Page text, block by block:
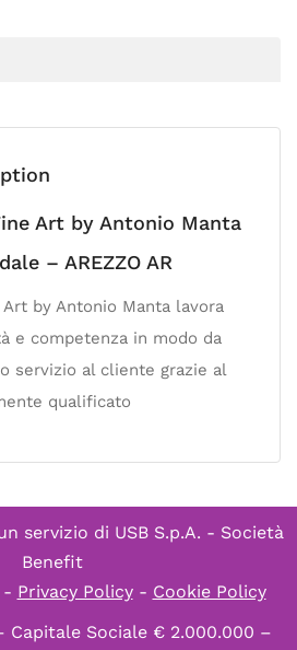
Art by Antonio Manta
– AREZZO AR
Art by Antonio Manta lavora
e competenza in modo da
servizio al cliente grazie al
qualificato
servizio di USB S.p.A. - Società
Benefit
Privacy Policy- Cookie Policy
Capitale Sociale € 2.000.000 –